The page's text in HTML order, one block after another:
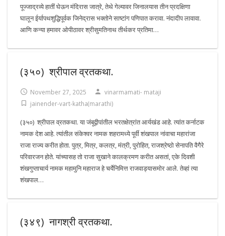
पूज्जाद्रव्ये हातीं घेऊन मंदिरास जात्रे, तेथे गेल्यावर जिनालयास तीन प्रदक्षिणा
घालून ईर्यापथशुद्धिपूर्वक जिनेद्रास भक्तोने साष्टांग पणिपात करावा. नंदादीप लावावा.
आणि कन्या हमावर ओपीठावर श्रीसुमतिनाथ तीर्थकर प्रतिमा…
(३५०) श्रीपाल व्रतकथा.
November 27, 2025
vinarmamati- mataji
jainender-vart-katha(marathi)
(३५०) श्रीपाल व्रतकथा. या जंबूद्वीपांतील भरतक्षेत्रांत आर्यखंड आहे. त्यांत कर्नाटक
नामक देश आहे. त्यांतील संकेश्वर नामक शहरामध्ये पूर्वी शंखपाल नांवाचा महारांजा
राजा राज्य करीत होता. पुत्र, मित्र, कलत्र, मंत्री, पुरोहित, राजश्रेष्ठो सेनापति वैगैरे
परिवारजन होते. यांच्यासह तो राजा सुखाने कालक्रमण करीत असतां, एके दिवशी
शंखगुप्ताचार्य नामक महामुनि महाराज हे चर्येनिमित्त राजवाड्यासमोर आले. तेव्हां त्या
शंखपाल…
(३४९) नागश्री व्रतकथा.